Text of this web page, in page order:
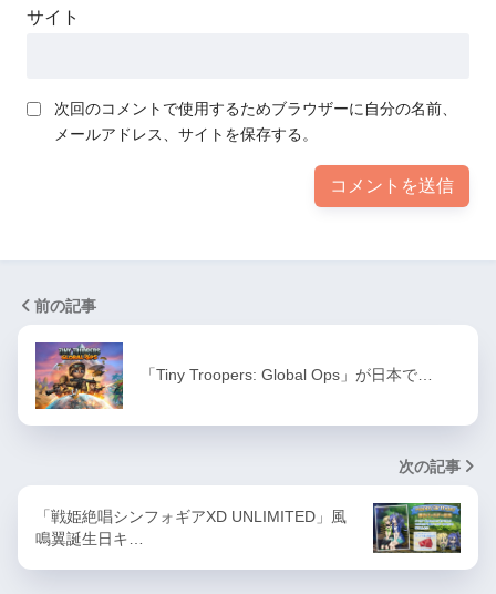
サイト
次回のコメントで使用するためブラウザーに自分の名前、
メールアドレス、サイトを保存する。
前の記事
「Tiny Troopers: Global Ops」が日本で…
次の記事
「戦姫絶唱シンフォギアXD UNLIMITED」風
鳴翼誕生日キ…